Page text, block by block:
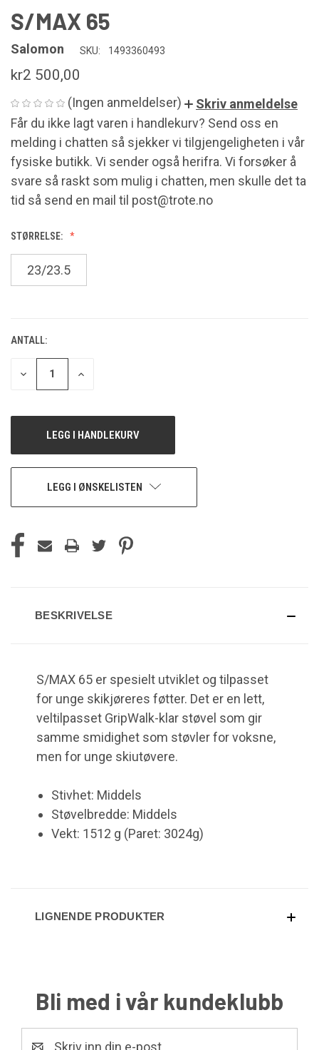
S/MAX 65
Salomon SKU: 1493360493
kr2 500,00
(Ingen anmeldelser)
Skriv anmeldelse
Får du ikke lagt varen i handlekurv? Send oss en
melding i chatten så sjekker vi tilgjengeligheten i vår
fysiske butikk. Vi sender også herifra. Vi forsøker å
svare så raskt som mulig i chatten, men skulle det ta
tid så send en mail til post@trote.no
STØRRELSE:
23/23.5
LAGERHOLDNING:
ANTALL:
REDUSER
ANTALL
ØK
LEGG I ØNSKELISTEN
BESKRIVELSE
S/MAX 65 er spesielt utviklet og tilpasset
for unge skikjøreres føtter. Det er en lett,
veltilpasset GripWalk-klar støvel som gir
samme smidighet som støvler for voksne,
men for unge skiutøvere.
Stivhet: Middels
Støvelbredde: Middels
Vekt: 1512 g (Paret: 3024g)
LIGNENDE PRODUKTER
Bli med i vår kundeklubb